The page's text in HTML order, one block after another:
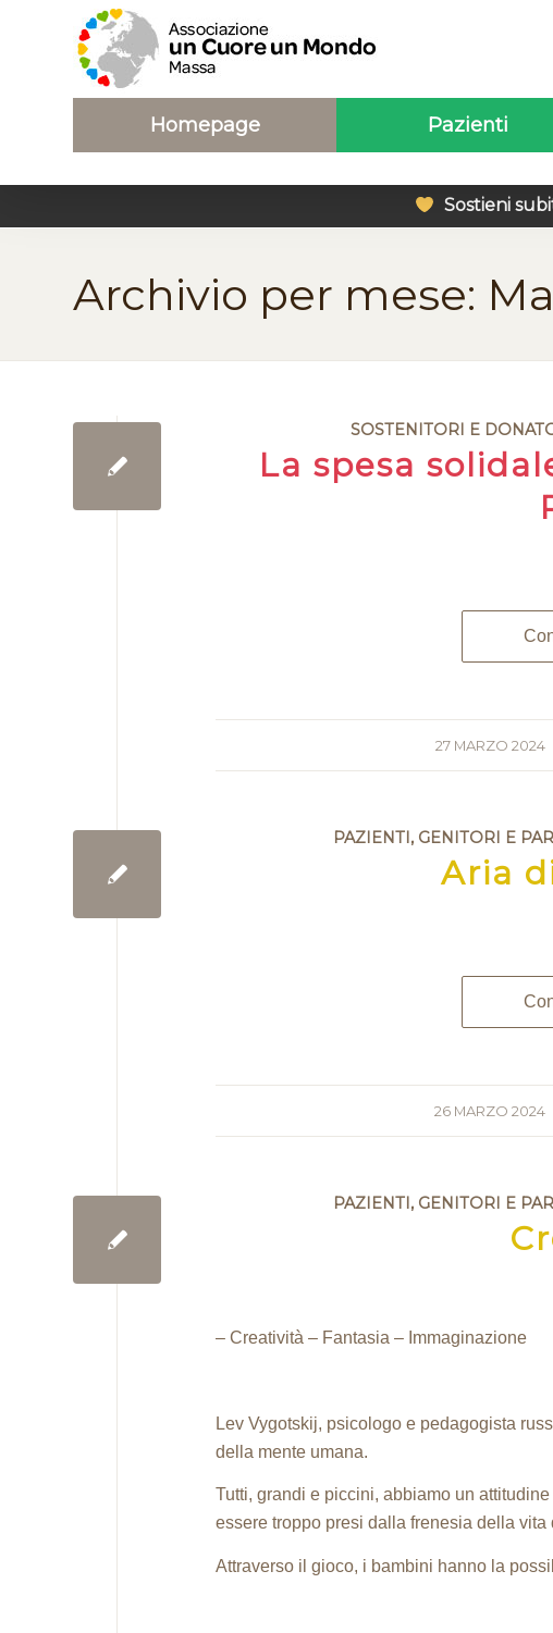
Homepage Pazienti
Sostieni
Archivio per mese:
SOSTENITORI E
La spesa
27 MARZO 2024
/
PAZIENTI, GENITORI E
Aria
26 MARZO 2024
/
PAZIENTI, GENITORI E
– Creatività – Fantasia – Immaginazione
Lev Vygotskij, psicologo e pedagogista
della mente umana.
Tutti, grandi e piccini, abbiamo un
essere troppo presi dalla frenesia della
Attraverso il gioco, i bambini hanno la